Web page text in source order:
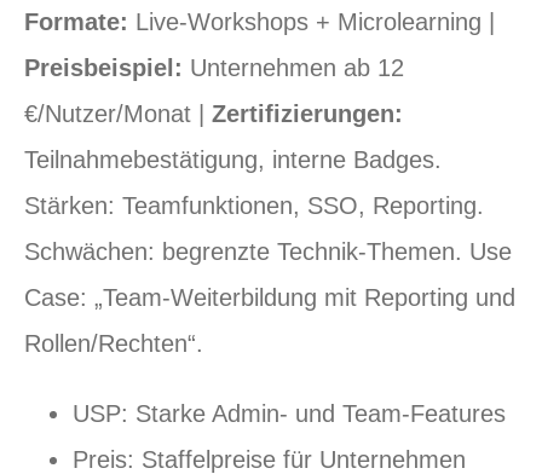
Formate: Live‑Workshops + Microlearning |
Preisbeispiel: Unternehmen ab 12
€/Nutzer/Monat | Zertifizierungen:
Teilnahmebestätigung, interne Badges.
Stärken: Teamfunktionen, SSO, Reporting.
Schwächen: begrenzte Technik‑Themen. Use
Case: „Team‑Weiterbildung mit Reporting und
Rollen/Rechten“.
USP: Starke Admin‑ und Team‑Features
Preis: Staffelpreise für Unternehmen